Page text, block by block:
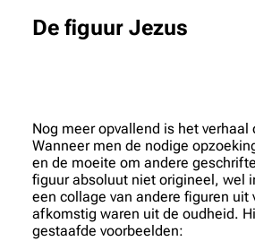
De figuur Jezus
Nog meer opvallend is het verhaal
Wanneer men de nodige
en de moeite om andere
figuur absoluut niet origineel, wel
een collage van andere figuren uit
afkomstig waren uit de oudheid.
gestaafde voorbeelden: